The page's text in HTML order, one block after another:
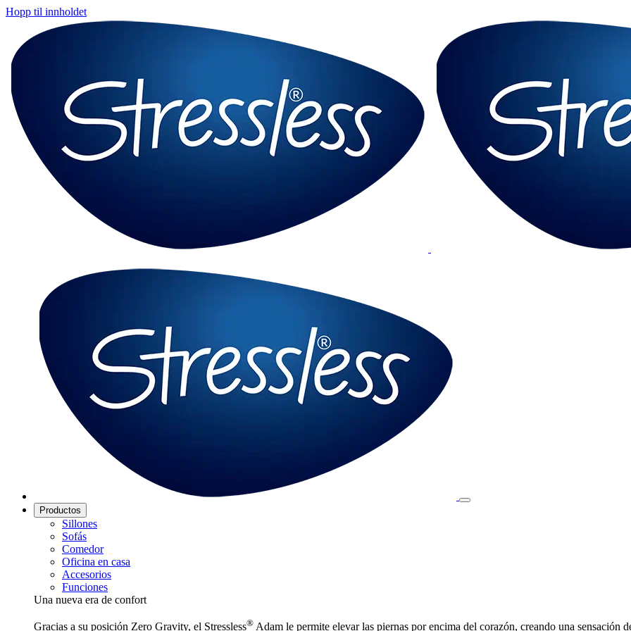
Hopp til innholdet
Productos
Sillones
Sofás
Comedor
Oficina en casa
Accesorios
Funciones
Una nueva era de confort
Gracias a su posición Zero Gravity, el Stressless® Adam le permite elevar las piernas por encima del corazón, creando una sensación